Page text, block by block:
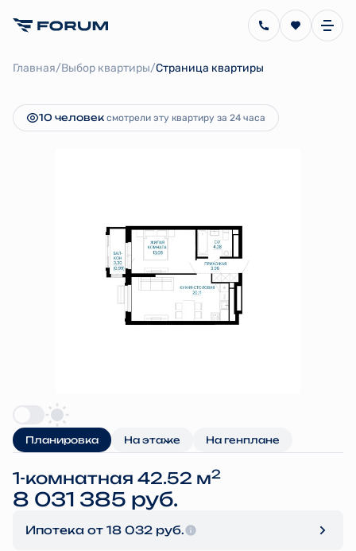
Главная/Выбор квартиры/Страница квартиры8 031 385 руб.
Ипотекаот 18 032 руб.
10 человек смотрели эту квартиру за 24 часа
Планировка На этаже На генплане
1-комнатная 42.52 м2
8 031 385 руб.
Ипотека от 18 032 руб.